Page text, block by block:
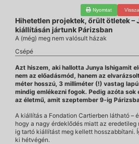
Nyomtat Vissza
Hihetetlen projektek, őrült ötletek –
kiállításán jártunk Párizsban
A (még) meg nem valósult házak
Csépé
Azt hiszem, aki hallotta Junya Ishigamit
nem az előadásmód, hanem az
méter hosszú, 3 milliméter (!) vastag
mindig emlékezni fogok. Pedig azóta
az életmű, amit szeptember 9-ig
A kiállítás a Fondation Cartierben látható –
hogy a nagy érdeklődés miatt az
ig tartó kiállítást meg kellett hosszabbítani.
ki hétvégén.